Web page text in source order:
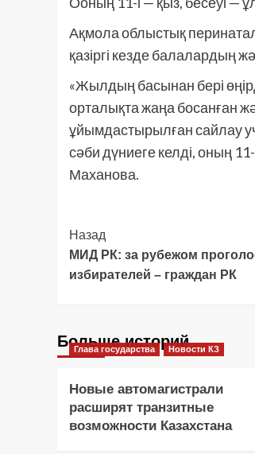
Ақмола облыстық
қазіргі кезде
«Жылдың басынан бері
орталықта жаңа босанған
ұйымдастырылған сайлау
сәби дүниеге келді, оның
Маханова.
Post
Navigation
Назад
МИД РК: за рубежом
избирателей – граждан РК
Больше историй
Глава государства Новости КЗ
Новые автомагистрали
расширят транзитные
возможности Казахстана